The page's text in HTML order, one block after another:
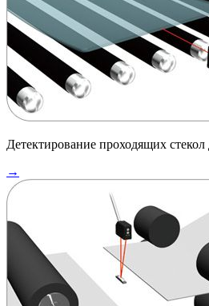
Детектирование проходящих стекол
→